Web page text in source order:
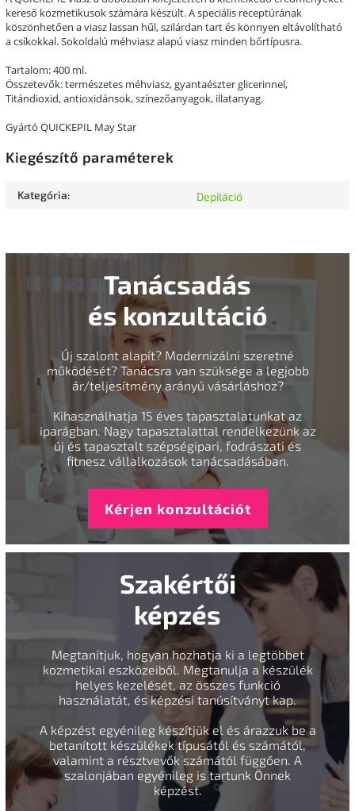
kereső kozmetikusok számára készült. A speciális receptúrának
köszönhetően a viasz lassan hűl, szilárdan tart és könnyen eltávolítható
a csíkokkal. Sokoldalú méhviasz alapú viasz minden bőrtípusra.
Tartalom: 400 ml.
Összetevők: természetes méhviasz, gyantaészter glicerinnel,
Titándioxid, antioxidánsok, színezőanyagok, illatanyag.
Gyártó QUICKEPIL May Star
Kiegészítő paraméterek
Kategória: Depiláció
Tanácsadás
és konzultáció
Új szalont alapít? Modernizálni szeretné
működését? Tanácsra van szüksége a legjobb
ár/teljesítmény arányú vásárláshoz?
Kihasználhatja 15 éves tapasztalatunkat az
iparágban. Nagy tapasztalattal rendelkezünk az
új és tapasztalt szépségipari, fodrászati és
fitnesz vállalkozások tanácsadásában.
Kérjen konzultációt
Szakértői
képzés
Megtanítjuk, hogyan hozhatja ki a legtöbbet
kozmetikai eszközeiből. Megtanulja a készülék
helyes kezelését, az összes funkció
használatát, és képzési tanúsítványt kap.
A képzést egyénileg készítjük el és árazzuk be a
betanított készülékek típusától és számától,
valamint a résztvevők számától függően. A
szalonjában egyénileg is tartunk Önnek
képzést.